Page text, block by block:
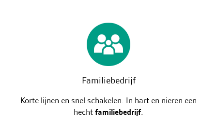
Familiebedrijf
Korte lijnen en snel schakelen. In hart en nieren een
hechtfamiliebedrijf.